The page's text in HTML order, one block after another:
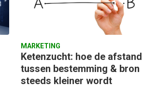
MARKETING
Ketenzucht: hoe de afstand
tussen bestemming & bron
steeds kleiner wordt